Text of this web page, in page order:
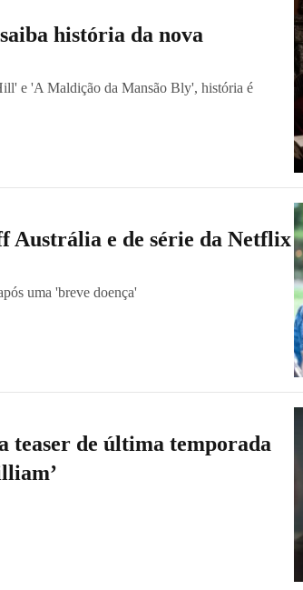
história da nova
e 'A Maldição da Mansão Bly', história é
Austrália e de série da Netflix
uma 'breve doença'
de última temporada